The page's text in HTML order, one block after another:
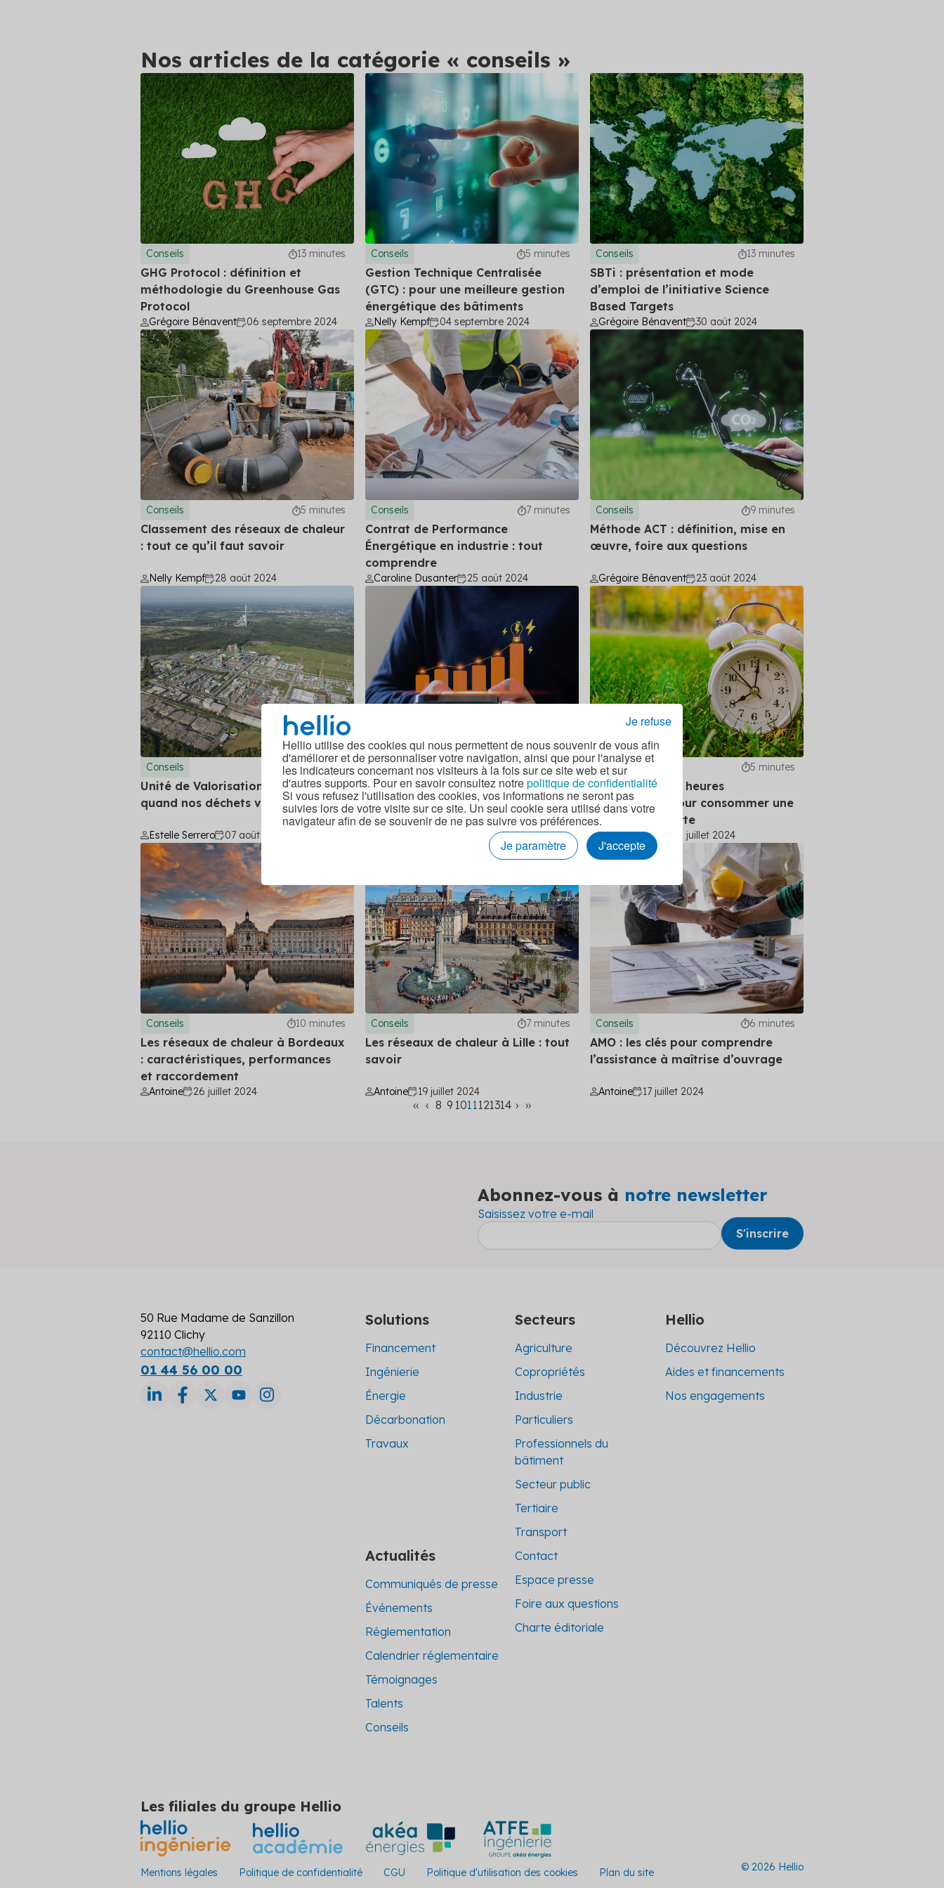
Hellio utilise des cookies qui nous permettent de nous souvenir de vous afin
d'améliorer et de personnaliser votre navigation, ainsi que pour l'analyse et
les indicateurs concernant nos visiteurs à la fois sur ce site web et sur
d'autres supports. Pour en savoir consultez notrepolitique de confidentialité
Si vous refusez l'utilisation des cookies, vos informations ne seront pas
suivies lors de votre visite sur ce site. Un seul cookie sera utilisé dans votre
navigateur afin de se souvenir de ne pas suivre vos préférences.
Je paramètre
J'accepte
Je refuse
Découvrez les primes auxquelles vous
pouvez prétendre
Voir toutes les solutions
Nos articles de la catégorie « conseils »
Conseils 13 minutes
GHG Protocol : définition et
méthodologie du Greenhouse Gas
Protocol
Grégoire Bénavent 06 septembre 2024
Conseils 5 minutes
Gestion Technique Centralisée
(GTC) : pour une meilleure gestion
énergétique des bâtiments
Nelly Kempf 04 septembre 2024
Conseils 13 minutes
SBTi : présentation et mode
d’emploi de l’initiative Science
Based Targets
Grégoire Bénavent 30 août 2024
Conseils 5 minutes
Classement des réseaux de chaleur
: tout ce qu’il faut savoir
Nelly Kempf 28 août 2024
Conseils 7 minutes
Contrat de Performance
Énergétique en industrie : tout
comprendre
Caroline Dusanter 25 août 2024
Conseils 9 minutes
Méthode ACT : définition, mise en
œuvre, foire aux questions
Grégoire Bénavent 23 août 2024
Conseils 4 minutes
Unité de Valorisation Énergétique :
quand nos déchets valent de l’or
Estelle Serrero 07 août 2024
Conseils 6 minutes
Bouclier tarifaire pour entreprise :
comment en bénéficier en 2024 ?
04 août 2024
Conseils 5 minutes
Comprendre les heures
décarbonées pour consommer une
énergie plus verte
Estelle Serrero 31 juillet 2024
Conseils 10 minutes
Les réseaux de chaleur à Bordeaux
: caractéristiques, performances
et raccordement
Antoine 26 juillet 2024
Conseils 7 minutes
Les réseaux de chaleur à Lille : tout
savoir
Antoine 19 juillet 2024
Conseils 6 minutes
AMO : les clés pour comprendre
l’assistance à maîtrise d’ouvrage
Antoine 17 juillet 2024
‹‹ ‹ 8 9 1011121314 › ››
Abonnez-vous à notre newsletter
Saisissez votre e-mail
50 Rue Madame de Sanzillon
92110 Clichy
contact@hellio.com
01 44 56 00 00
Solutions
Financement
Ingénierie
Énergie
Décarbonation
Travaux
Secteurs
Agriculture
Copropriétés
Industrie
Particuliers
Professionnels du
bâtiment
Secteur public
Tertiaire
Transport
Hellio
Découvrez Hellio
Aides et financements
Nos engagements
Actualités
Communiqués de presse
Événements
Réglementation
Calendrier réglementaire
Témoignages
Talents
Conseils
Contact
Espace presse
Foire aux questions
Charte éditoriale
Les filiales du groupe Hellio
Mentions légales Politique de confidentialité CGU Politique d'utilisation des cookies Plan du site © 2026 Hellio